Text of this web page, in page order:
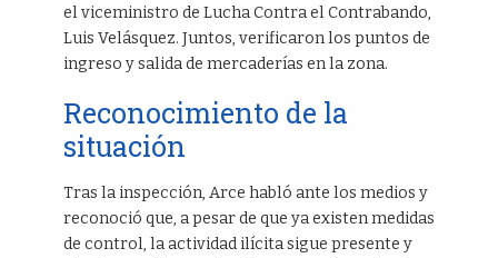
el viceministro de Lucha Contra el Contrabando,
Luis Velásquez. Juntos, verificaron los puntos de
ingreso y salida de mercaderías en la zona.
Reconocimiento de la
situación
Tras la inspección, Arce habló ante los medios y
reconoció que, a pesar de que ya existen medidas
de control, la actividad ilícita sigue presente y